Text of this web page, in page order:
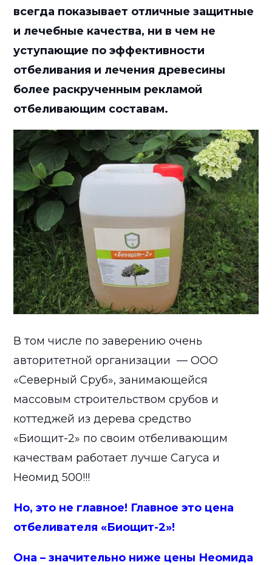
всегда показывает отличные защитные
и лечебные качества, ни в чем не
уступающие по эффективности
отбеливания и лечения древесины
более раскрученным рекламой
отбеливающим составам.
В том числе по заверению очень
авторитетной организации — ООО
«Северный Сруб», занимающейся
массовым строительством срубов и
коттеджей из дерева средство
«Биощит-2» по своим отбеливающим
качествам работает лучше Сагуса и
Неомид 500!!!
Но, это не главное! Главное это цена
отбеливателя «Биощит-2»!
Она – значительно ниже цены Неомида